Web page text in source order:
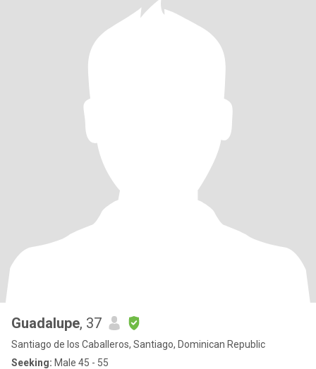
Guadalupe, 37
Santiago de los Caballeros, Santiago, Dominican Republic
Seeking: Male 45 - 55